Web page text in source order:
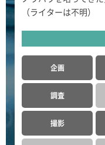
（ライターは不明）
企画
調査
撮影